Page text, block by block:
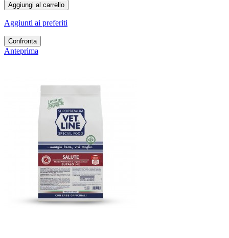
Aggiungi al carrello
Aggiunti ai preferiti
Confronta
Anteprima